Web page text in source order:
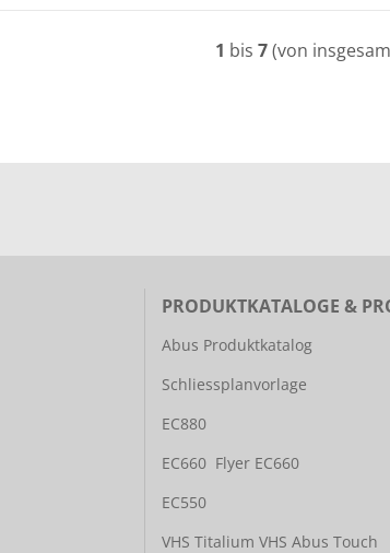
1 bis7(von
PRODUKTKATALOGE &
Abus Produktkatalog
Schliessplanvorlage
EC880
EC660 Flyer EC660
EC550
VHS Titalium VHS Abus Touch